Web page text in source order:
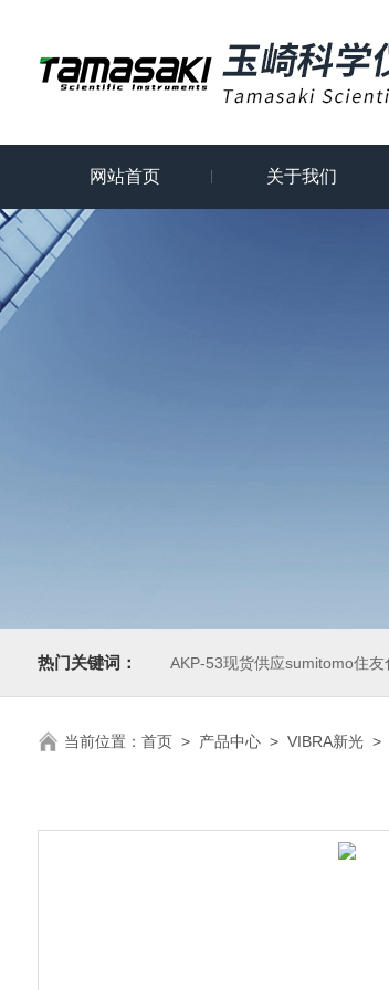
网站首页 关于我们
热门关键词： AKP-53现货供应sumitomo住
当前位置： 首页> 产品中心> VIBRA新光>